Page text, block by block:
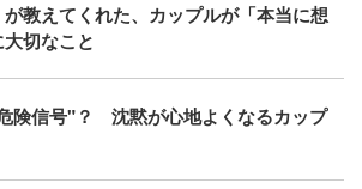
が教えてくれた、カップルが「本当に想
切なこと
険信号"？ 沈黙が心地よくなるカップ